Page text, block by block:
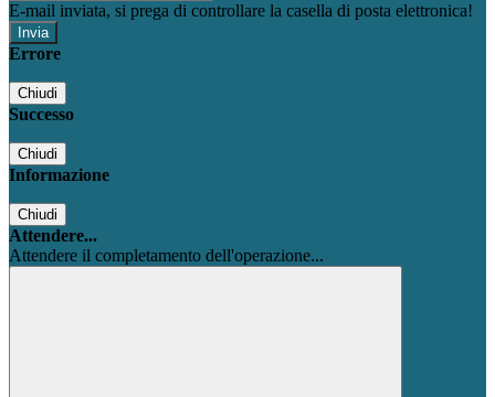
E-mail inviata, si prega di controllare la casella di posta elettronica!
Errore
Chiudi
Successo
Chiudi
Informazione
Chiudi
Attendere...
Attendere il completamento dell'operazione...